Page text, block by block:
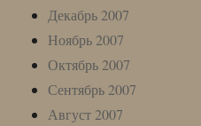
Декабрь 2007
Ноябрь 2007
Октябрь 2007
Сентябрь 2007
Август 2007